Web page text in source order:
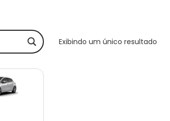
Exibindo um único resultado